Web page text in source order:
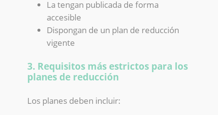
La tengan publicada de forma
accesible
Dispongan de un plan de reducción
vigente
3. Requisitos más estrictos para los
planes de reducción
Los planes deben incluir: